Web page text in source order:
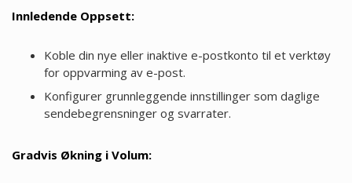
Innledende Oppsett:
Koble din nye eller inaktive e-postkonto til et verktøy
for oppvarming av e-post.
Konfigurer grunnleggende innstillinger som daglige
sendebegrensninger og svarrater.
Gradvis Økning i Volum: